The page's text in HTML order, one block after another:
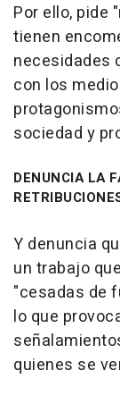
Por ello, pide
tienen
necesidades
con los
sociedad y
DENUNCIA LA
Y denuncia
un trabajo
"cesadas de
lo que
quienes se